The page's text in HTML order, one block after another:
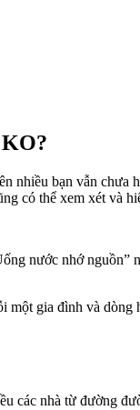
bạn vẫn
có thể xem xét và
nước nhớ
gia đình và
các nhà từ đường